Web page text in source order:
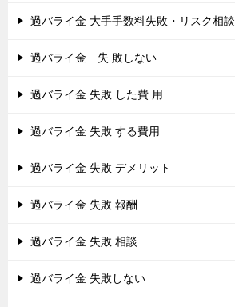
過バライ金 大手手数料失敗・リスク相談
過バライ金 失 敗しない
過バライ金 失敗 した費 用
過バライ金 失敗 する費用
過バライ金 失敗 デメリット
過バライ金 失敗 報酬
過バライ金 失敗 相談
過バライ金 失敗しない